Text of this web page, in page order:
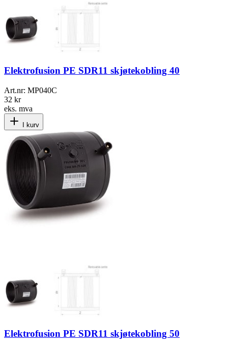
Elektrofusion PE SDR11 skjøtekobling 40
Art.nr: MP040C
32 kr
eks. mva
I kurv
Elektrofusion PE SDR11 skjøtekobling 50